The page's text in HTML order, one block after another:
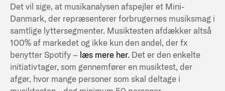
Det vil sige, at musikanalysen afspejler et Mini-
Danmark, der repræsenterer forbrugernes musiksmag i
samtlige lyttersegmenter. Musiktesten afdækker altså
100% af markedet og ikke kun den andel, der fx
benytter Spotify – læs mere her. Det er den enkelte
initiativtager, som gennemfører en musiktest, der
afgør, hvor mange personer som skal deltage i